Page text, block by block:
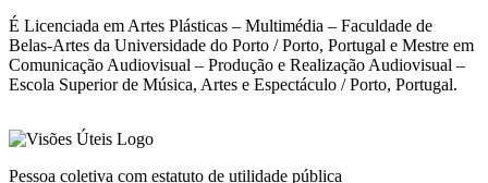
É Licenciada em Artes Plásticas – Multimédia – Faculdade de
Belas-Artes da Universidade do Porto / Porto, Portugal e Mestre em
Comunicação Audiovisual – Produção e Realização Audiovisual –
Escola Superior de Música, Artes e Espectáculo / Porto, Portugal.
Pessoa coletiva com estatuto de utilidade pública